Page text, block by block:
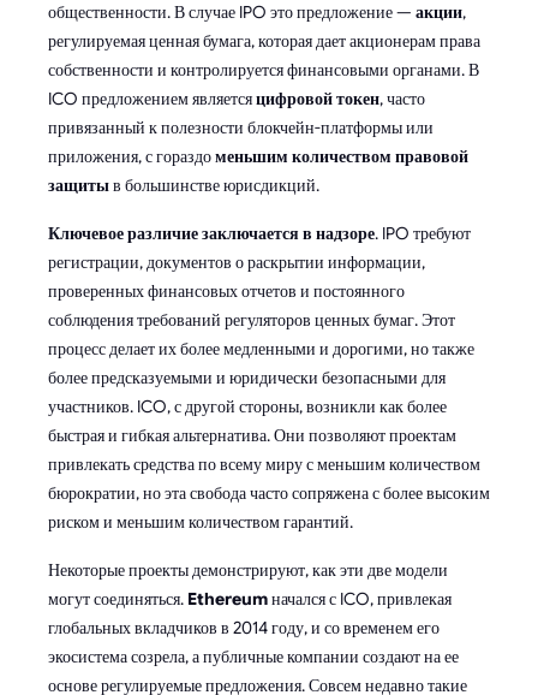
общественности. В случае IPO это предложение — акции,
регулируемая ценная бумага, которая дает акционерам права
собственности и контролируется финансовыми органами. В
ICO предложением являетсяцифровой токен, часто
привязанный к полезности блокчейн-платформы или
приложения, с гораздоменьшим количеством правовой
защитыв большинстве юрисдикций.
Ключевое различие заключается в надзоре. IPO требуют
регистрации, документов о раскрытии информации,
проверенных финансовых отчетов и постоянного
соблюдения требований регуляторов ценных бумаг. Этот
процесс делает их более медленными и дорогими, но также
более предсказуемыми и юридически безопасными для
участников. ICO, с другой стороны, возникли как более
быстрая и гибкая альтернатива. Они позволяют проектам
привлекать средства по всему миру с меньшим количеством
бюрократии, но эта свобода часто сопряжена с более высоким
риском и меньшим количеством гарантий.
Некоторые проекты демонстрируют, как эти две модели
могут соединяться. Ethereumначался с ICO, привлекая
глобальных вкладчиков в 2014 году, и со временем его
экосистема созрела, а публичные компании создают на ее
основе регулируемые предложения. Совсем недавно такие